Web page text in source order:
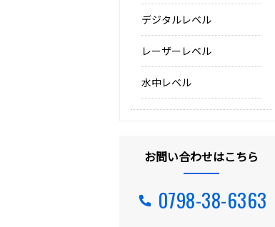
デジタルレベル
レーザーレベル
水中レベル
お問い合わせはこちら
0798-38-6363